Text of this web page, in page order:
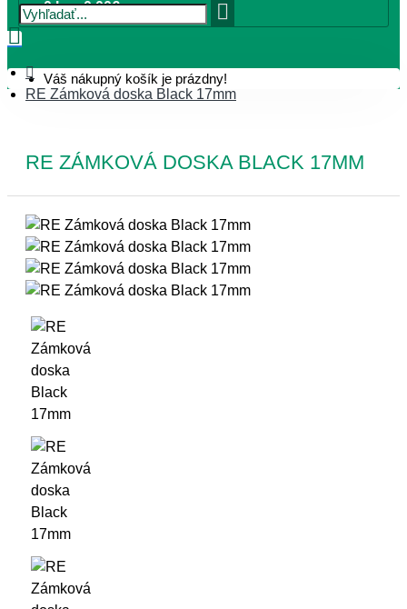
0 ks - 0,00€
Váš nákupný košík je prázdny!
RE Zámková doska Black 17mm
RE ZÁMKOVÁ DOSKA BLACK 17MM